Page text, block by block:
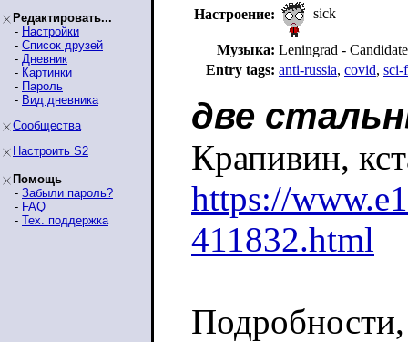
Редактировать...
- Настройки
- Список друзей
- Дневник
- Картинки
- Пароль
- Вид дневника
Сообщества
Настроить S2
Помощь
- Забыли пароль?
- FAQ
- Тех. поддержка
Настроение: sick
Музыка: Leningrad - Candidate
Entry tags: anti-russia, covid, sci-
две
Крапивин,
https://
411832.html